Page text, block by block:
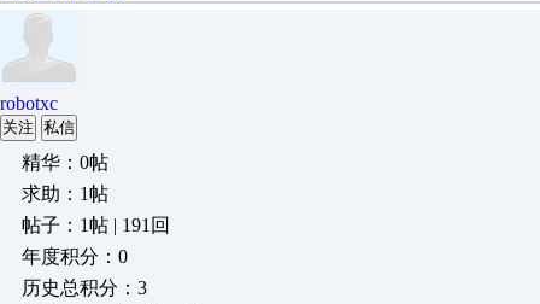
robotxc
关注 私信
精华：0帖
求助：1帖
帖子：1帖 | 191回
年度积分：0
历史总积分：3